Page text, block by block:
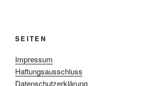
SEITEN
Impressum
Haftungsausschluss
Datenschutzerklärung